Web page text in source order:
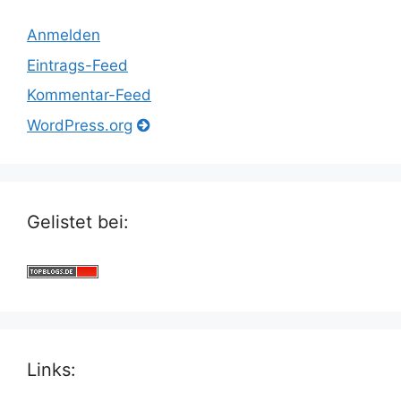
Anmelden
Eintrags-Feed
Kommentar-Feed
WordPress.org
Gelistet bei:
Links: